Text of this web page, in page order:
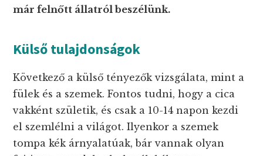
már felnőtt állatról beszélünk.
Külső tulajdonságok
Következő a külső tényezők vizsgálata, mint a
fülek és a szemek. Fontos tudni, hogy a cica
vakként születik, és csak a 10-14 napon kezdi
el szemlélni a világot. Ilyenkor a szemek
tompa kék árnyalatúak, bár vannak olyan